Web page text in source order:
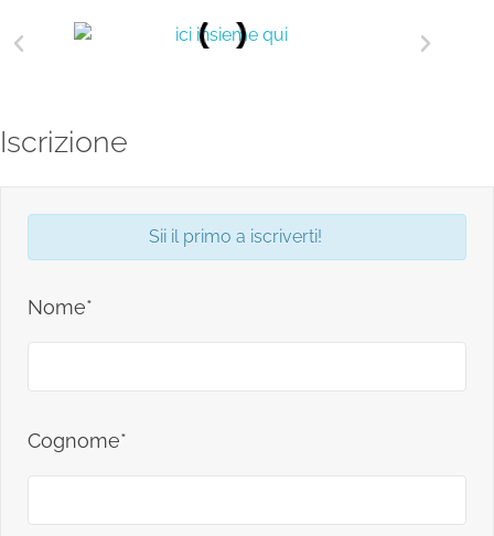
Iscrizione
Sii il primo a iscriverti!
Nome*
Cognome*